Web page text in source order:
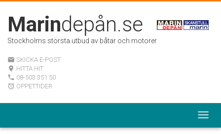
Marindepån.se
Stockholms största utbud av båtar och motorer
email SKICKA E-POST
room HITTA HIT
local_phone 08-503 351 50
alarm ÖPPETTIDER